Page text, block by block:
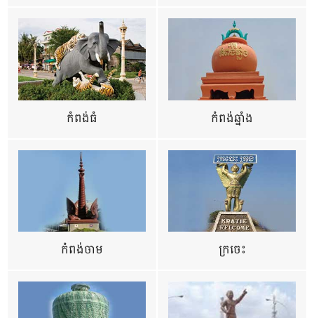
កំពង់ធំ កំពង់ឆ្នាំង
កំពង់ចាម ក្រចេះ